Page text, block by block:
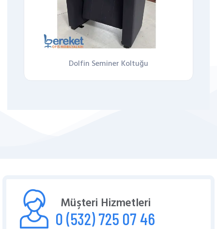
Dolfin Seminer Koltuğu
Müşteri Hizmetleri
0 (532) 725 07 46